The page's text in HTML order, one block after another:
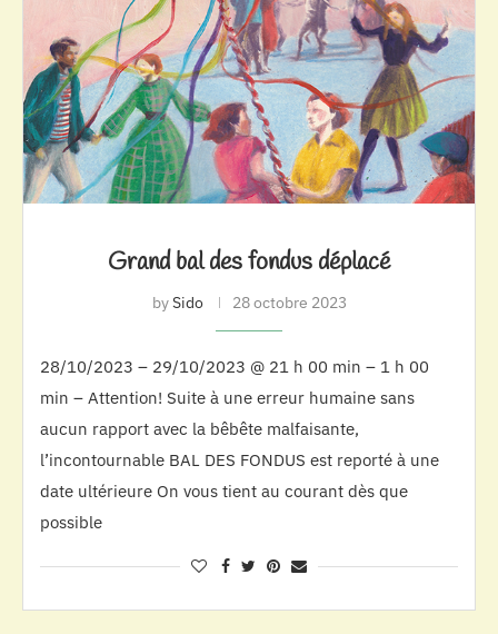
Grand bal des fondus déplacé
bySido 28 octobre 2023
28/10/2023 – 29/10/2023 @ 21 h 00 min – 1 h 00
min – Attention! Suite à une erreur humaine sans
aucun rapport avec la bêbête malfaisante,
l’incontournable BAL DES FONDUS est reporté à une
date ultérieure On vous tient au courant dès que
possible